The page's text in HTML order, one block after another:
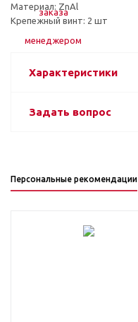
Материал: ZnAl
Крепежный винт: 2 шт
Характеристики
Задать вопрос
Персональные рекомендации